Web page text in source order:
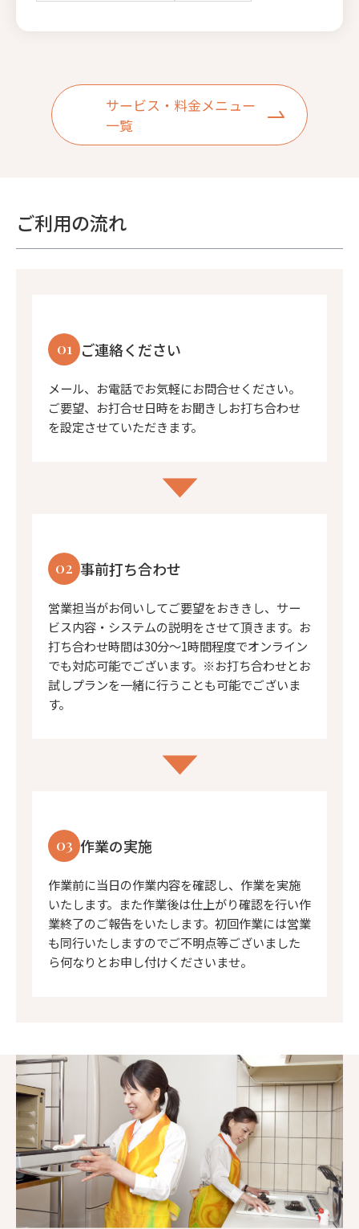
サービス・料金メニュー
一覧
ご利用の流れ
01 ご連絡ください
メール、お電話でお気軽にお問合せください。
ご要望、お打合せ日時をお聞きしお打ち合わせ
を設定させていただきます。
02 事前打ち合わせ
営業担当がお伺いしてご要望をおききし、サー
ビス内容・システムの説明をさせて頂きます。お
打ち合わせ時間は30分〜1時間程度でオンライン
でも対応可能でございます。※お打ち合わせとお
試しプランを一緒に行うことも可能でございま
す。
03 作業の実施
作業前に当日の作業内容を確認し、作業を実施
いたします。また作業後は仕上がり確認を行い作
業終了のご報告をいたします。初回作業には営業
も同行いたしますのでご不明点等ございました
ら何なりとお申し付けくださいませ。